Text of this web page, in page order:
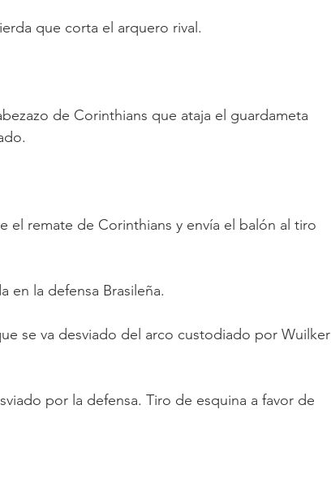
que corta el arquero rival.
de Corinthians que ataja el guardameta
el remate de Corinthians y envía el balón al tiro
en la defensa Brasileña.
se va desviado del arco custodiado por Wuilker
por la defensa. Tiro de esquina a favor de